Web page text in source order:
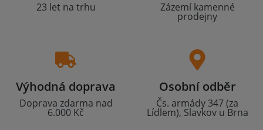
23 let na trhu Zázemí kamenné
prodejny
Výhodná doprava
Doprava zdarma nad
6.000 Kč
Osobní odběr
Čs. armády 347 (za
Lídlem), Slavkov u Brna